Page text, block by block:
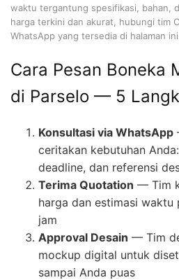
waktu tergantung spesifikasi, bahan,
harga terkini dan akurat, hubungi tim
WhatsApp yang tersedia di halaman ini.
Cara Pesan Boneka
di Parselo — 5
Konsultasi via WhatsApp
ceritakan kebutuhan
deadline, dan referensi
Terima Quotation — Tim
harga dan estimasi
jam
Approval Desain — Tim
mockup digital untuk
sampai Anda puas